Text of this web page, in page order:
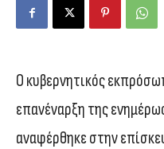
Ο κυβερνητικός
επανέναρξη της
αναφέρθηκε στην